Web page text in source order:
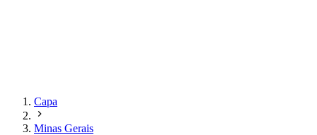
Capa
Minas Gerais